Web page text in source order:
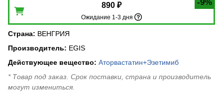
-9%
890 ₽
Ожидание 1-3 дня
Страна: ВЕНГРИЯ
Производитель: EGIS
Действующее вещество: Аторвастатин+Эзетимиб
* Товар под заказ. Срок поставки, страна и производитель
могут измениться.